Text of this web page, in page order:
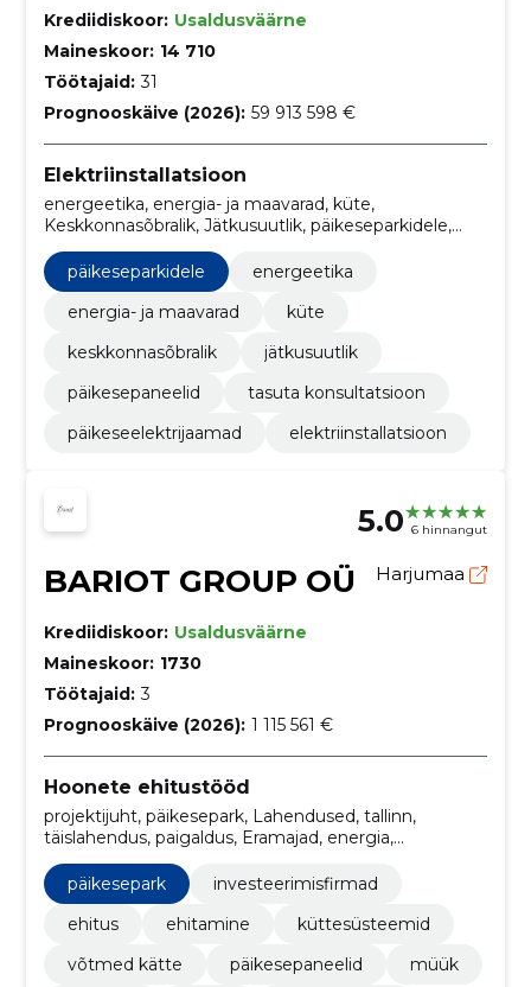
Krediidiskoor: Usaldusväärne
Maineskoor: 14 710
Töötajaid: 31
Prognooskäive (2026): 59 913 598 €
Elektriinstallatsioon
energeetika, energia- ja maavarad, küte,
Keskkonnasõbralik, Jätkusuutlik, päikeseparkidele,
päikesepaneelid, tasuta konsultatsioon,
päikeseelektrijaamad
päikeseparkidele
energeetika
energia- ja maavarad
küte
keskkonnasõbralik
jätkusuutlik
päikesepaneelid
tasuta konsultatsioon
päikeseelektrijaamad
elektriinstallatsioon
5.0 6 hinnangut
BARIOT GROUP OÜ Harjumaa
Krediidiskoor: Usaldusväärne
Maineskoor: 1730
Töötajaid: 3
Prognooskäive (2026): 1 115 561 €
Hoonete ehitustööd
projektijuht, päikesepark, Lahendused, tallinn,
täislahendus, paigaldus, Eramajad, energia,
päikesepark
investeerimisfirmad
ehitus
ehitamine
küttesüsteemid
võtmed kätte
päikesepaneelid
müük